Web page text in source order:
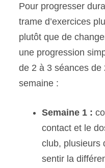
Pour progresser
trame d’exercices
plutôt que de
une progression
de 2 à 3 séances de
semaine :
Semaine 1 :
contact et le
club, plusieurs
sentir la